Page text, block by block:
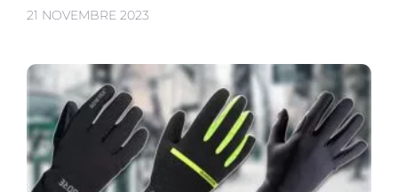
21 NOVEMBRE 2023